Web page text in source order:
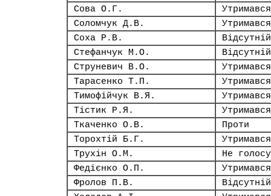
Сова О.Г.
Утримався
Соломчук Д.В.
Утримався
Соха Р.В.
Відсутній
Стефанчук М.О.
Відсутній
Струневич В.О.
Утримався
Тарасенко Т.П.
Утримався
Тимофійчук В.Я.
Утримався
Тістик Р.Я.
Утримався
Ткаченко О.В.
Проти
Торохтій Б.Г.
Утримався
Трухін О.М.
Не
Федієнко О.П.
Утримався
Фролов П.В.
Відсутній